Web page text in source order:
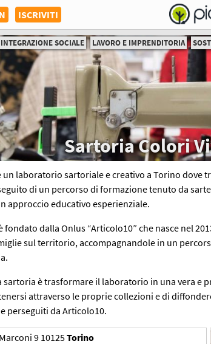
ISCRIVITI
INTEGRAZIONE SOCIALE LAVORO E IMPRENDITORIA
Sartoria Colori
un laboratorio sartoriale e creativo a Torino dove
di un percorso di formazione tenuto da
approccio educativo esperienziale.
fondato dalla Onlus “Articolo10” che nasce nel
sul territorio, accompagnandole in un
sartoria è trasformare il laboratorio in una vera e
attraverso le proprie collezioni e di
perseguiti da Articolo10.
9 10125Torino